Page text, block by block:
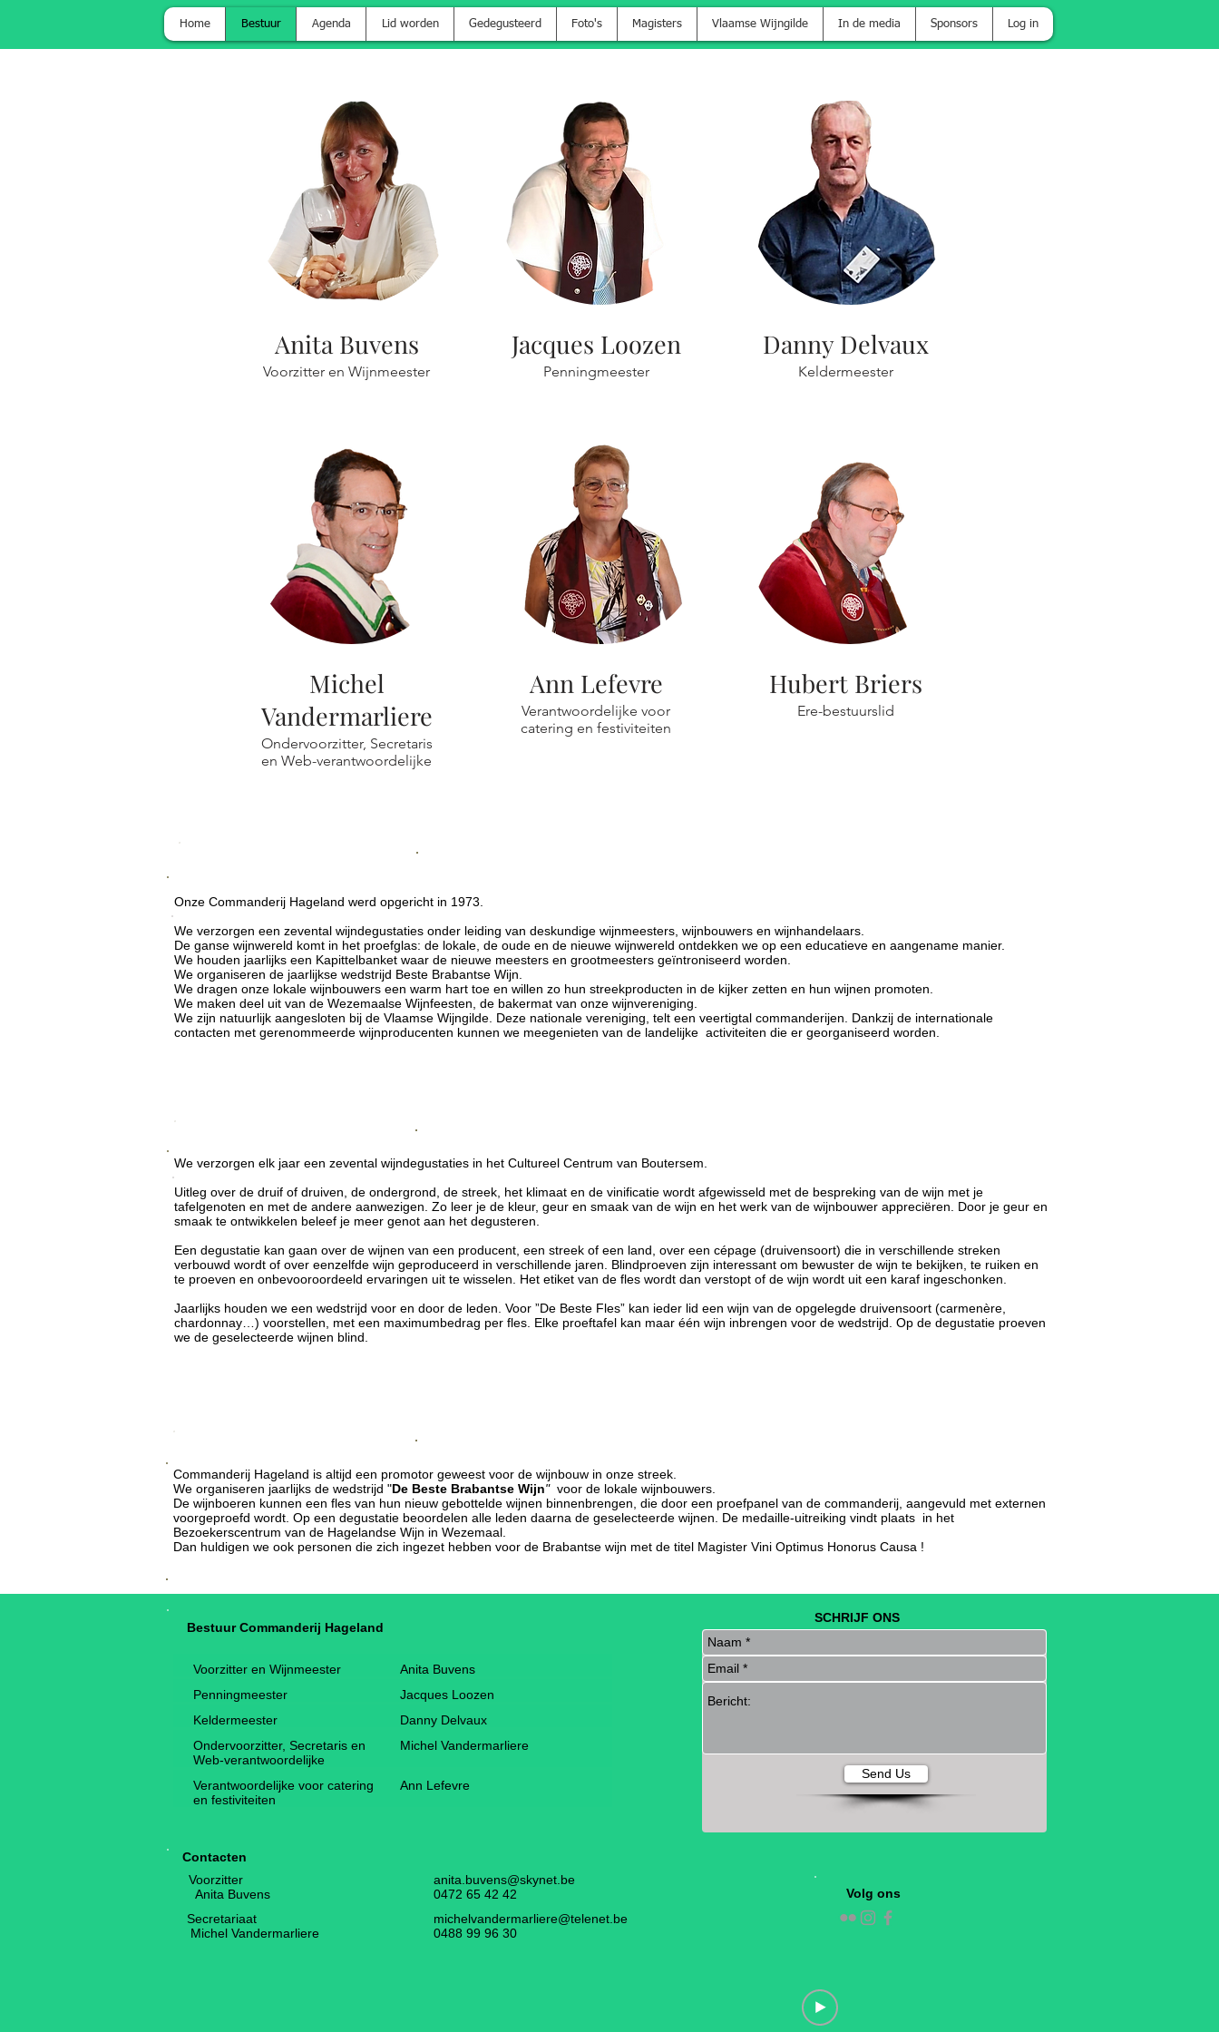
Home Bestuur Agenda Lid worden Gedegusteerd Foto's Magisters Vlaamse Wijngilde In de media Sponsors Log in
Anita Buvens
Voorzitter en Wijnmeester
Michel
Vandermarliere
Ondervoorzitter, Secretaris
en Web-verantwoordelijke
Jacques Loozen
Penningmeester
Ann Lefevre
Verantwoordelijke voor
catering en festiviteiten
Danny Delvaux
Keldermeester
Hubert Briers
Ere-bestuurslid
Onze Commanderij Hageland werd opgericht in 1973.
We verzorgen een zevental wijndegustaties onder leiding van deskundige wijnmeesters, wijnbouwers en wijnhandelaars.
De ganse wijnwereld komt in het proefglas: de lokale, de oude en de nieuwe wijnwereld ontdekken we op een educatieve en aangename manier.
We houden jaarlijks een Kapittelbanket waar de nieuwe meesters en grootmeesters geïntroniseerd worden.
We organiseren de jaarlijkse wedstrijd Beste Brabantse Wijn.
We dragen onze lokale wijnbouwers een warm hart toe en willen zo hun streekproducten in de kijker zetten en hun wijnen promoten.
We maken deel uit van de Wezemaalse Wijnfeesten, de bakermat van onze wijnvereniging.
We zijn natuurlijk aangesloten bij de Vlaamse Wijngilde. Deze nationale vereniging, telt een veertigtal commanderijen. Dankzij de internationale
contacten met gerenommeerde wijnproducenten kunnen we meegenieten van de landelijke activiteiten die er georganiseerd worden.
We verzorgen elk jaar een zevental wijndegustaties in het Cultureel Centrum van Boutersem.
Uitleg over de druif of druiven, de ondergrond, de streek, het klimaat en de vinificatie wordt afgewisseld met de bespreking van de wijn met je
tafelgenoten en met de andere aanwezigen. Zo leer je de kleur, geur en smaak van de wijn en het werk van de wijnbouwer appreciëren. Door je geur en
smaak te ontwikkelen beleef je meer genot aan het degusteren.
Een degustatie kan gaan over de wijnen van een producent, een streek of een land, over een cépage (druivensoort) die in verschillende streken
verbouwd wordt of over eenzelfde wijn geproduceerd in verschillende jaren. Blindproeven zijn interessant om bewuster de wijn te bekijken, te ruiken en
te proeven en onbevooroordeeld ervaringen uit te wisselen. Het etiket van de fles wordt dan verstopt of de wijn wordt uit een karaf ingeschonken.
Jaarlijks houden we een wedstrijd voor en door de leden. Voor ”De Beste Fles” kan ieder lid een wijn van de opgelegde druivensoort (carmenère,
chardonnay…) voorstellen, met een maximumbedrag per fles. Elke proeftafel kan maar één wijn inbrengen voor de wedstrijd. Op de degustatie proeven
we de geselecteerde wijnen blind.
Commanderij Hageland is altijd een promotor geweest voor de wijnbouw in onze streek.
We organiseren jaarlijks de wedstrijd "De Beste Brabantse Wijn"voor de lokale wijnbouwers.
De wijnboeren kunnen een fles van hun nieuw gebottelde wijnen binnenbrengen, die door een proefpanel van de commanderij, aangevuld met externen
voorgeproefd wordt. Op een degustatie beoordelen alle leden daarna de geselecteerde wijnen. De medaille-uitreiking vindt plaats in het
Bezoekerscentrum van de Hagelandse Wijn in Wezemaal.
Dan huldigen we ook personen die zich ingezet hebben voor de Brabantse wijn met de titel Magister Vini Optimus Honorus Causa !
Bestuur Commanderij Hageland
Voorzitter en Wijnmeester
Anita Buvens
Penningmeester
Jacques Loozen
Keldermeester
Danny Delvaux
Ondervoorzitter, Secretaris en
Web-verantwoordelijke
Michel Vandermarliere
Verantwoordelijke voor catering
en festiviteiten
Ann Lefevre
Contacten
Voorzitter
Anita Buvens
anita.buvens@skynet.be
0472 65 42 42
​Secretariaat
Michel Vandermarliere
michelvandermarliere@telenet.be
0488 99 96 30
SCHRIJF ONS
Send Us
Volg ons